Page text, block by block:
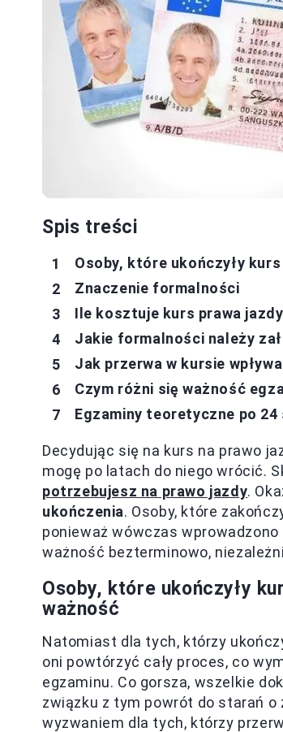
Spis treści
Osoby, które ukończyły
Znaczenie formalności
Ile kosztuje kurs prawa
Jakie formalności należy
Jak przerwa w kursie
Czym różni się ważność
Egzaminy teoretyczne po
Decydując się na kurs na prawo
mogę po latach do niego wrócić.
potrzebujesz na prawo jazdy.
ukończenia. Osoby, które
ponieważ wówczas
ważność bezterminowo,
Osoby, które ukończyły
ważność
Natomiast dla tych, którzy
oni powtórzyć cały proces, co
egzaminu. Co gorsza, wszelkie
związku z tym powrót do starań
wyzwaniem dla tych, którzy